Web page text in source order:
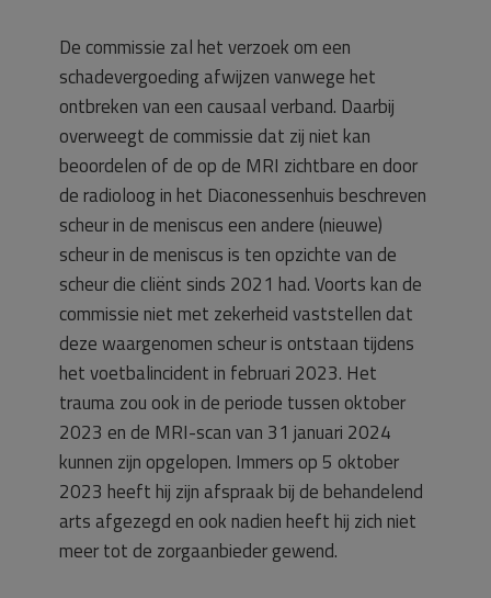
De commissie zal het verzoek om een
schadevergoeding afwijzen vanwege het
ontbreken van een causaal verband. Daarbij
overweegt de commissie dat zij niet kan
beoordelen of de op de MRI zichtbare en door
de radioloog in het Diaconessenhuis beschreven
scheur in de meniscus een andere (nieuwe)
scheur in de meniscus is ten opzichte van de
scheur die cliënt sinds 2021 had. Voorts kan de
commissie niet met zekerheid vaststellen dat
deze waargenomen scheur is ontstaan tijdens
het voetbalincident in februari 2023. Het
trauma zou ook in de periode tussen oktober
2023 en de MRI-scan van 31 januari 2024
kunnen zijn opgelopen. Immers op 5 oktober
2023 heeft hij zijn afspraak bij de behandelend
arts afgezegd en ook nadien heeft hij zich niet
meer tot de zorgaanbieder gewend.